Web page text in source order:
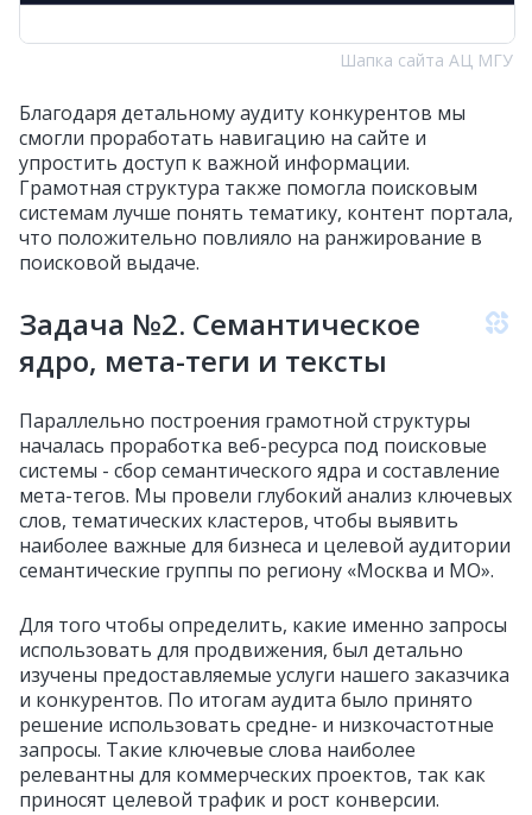
Шапка сайта АЦ МГУ
Благодаря детальному аудиту конкурентов мы
смогли проработать навигацию на сайте и
упростить доступ к важной информации.
Грамотная структура также помогла поисковым
системам лучше понять тематику, контент портала,
что положительно повлияло на ранжирование в
поисковой выдаче.
Задача №2. Семантическое
ядро, мета-теги и тексты
Параллельно построения грамотной структуры
началась проработка веб-ресурса под поисковые
системы - сбор семантического ядра и составление
мета-тегов. Мы провели глубокий анализ ключевых
слов, тематических кластеров, чтобы выявить
наиболее важные для бизнеса и целевой аудитории
семантические группы по региону «Москва и МО».
Для того чтобы определить, какие именно запросы
использовать для продвижения, был детально
изучены предоставляемые услуги нашего заказчика
и конкурентов. По итогам аудита было принято
решение использовать средне‑ и низкочастотные
запросы. Такие ключевые слова наиболее
релевантны для коммерческих проектов, так как
приносят целевой трафик и рост конверсии.